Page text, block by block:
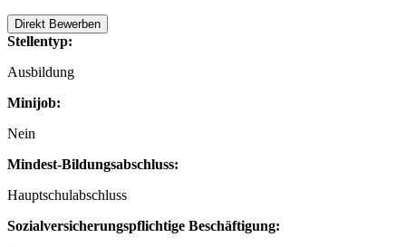
Direkt Bewerben
Stellentyp:
Ausbildung
Minijob:
Nein
Mindest-Bildungsabschluss:
Hauptschulabschluss
Sozialversicherungspflichtige Beschäftigung: